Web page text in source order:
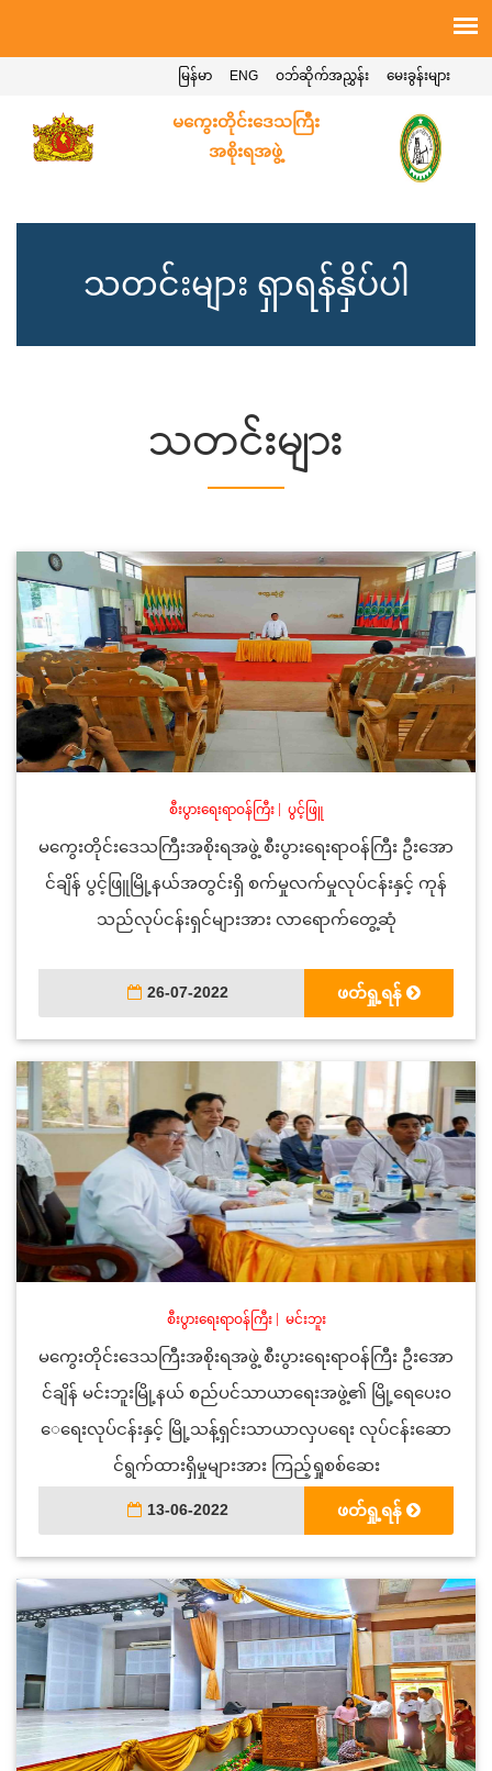
မေးခွန်းများ
ဝဘ်ဆိုက်အညွှန်း
ENG
မြန်မာ
မကွေးတိုင်းဒေသကြီး
အစိုးရအဖွဲ့
သတင်းများ ရှာရန်နှိပ်ပါ
သတင်းများ
စီးပွားရေးရာဝန်ကြီး| ပွင့်ဖြူ
မကွေးတိုင်းဒေသကြီးအစိုးရအဖွဲ့ စီးပွားရေးရာဝန်ကြီး ဦးအော
င်ချိန် ပွင့်ဖြူမြို့နယ်အတွင်းရှိ စက်မှုလက်မှုလုပ်ငန်းနှင့် ကုန်
သည်လုပ်ငန်းရှင်များအား လာရောက်တွေ့ဆုံ
26-07-2022 ဖတ်ရှု့ရန်
စီးပွားရေးရာဝန်ကြီး| မင်းဘူး
မကွေးတိုင်းဒေသကြီးအစိုးရအဖွဲ့ စီးပွားရေးရာဝန်ကြီး ဦးအော
င်ချိန် မင်းဘူးမြို့နယ် စည်ပင်သာယာရေးအဖွဲ့၏ မြို့ရေပေးဝ
ေရေးလုပ်ငန်းနှင့် မြို့သန့်ရှင်းသာယာလှပရေး လုပ်ငန်းဆော
င်ရွက်ထားရှိမှုများအား ကြည့်ရှုစစ်ဆေး
13-06-2022 ဖတ်ရှု့ရန်